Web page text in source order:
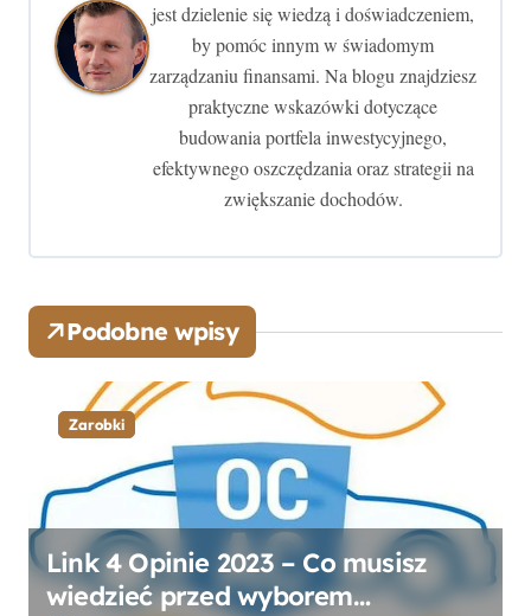
i
s
u
jest dzielenie się wiedzą i doświadczeniem,
by pomóc innym w świadomym
zarządzaniu finansami. Na blogu znajdziesz
praktyczne wskazówki dotyczące
budowania portfela inwestycyjnego,
efektywnego oszczędzania oraz strategii na
zwiększanie dochodów.
Podobne wpisy
Zarobki
Link 4 Opinie 2023 – Co musisz
wiedzieć przed wyborem